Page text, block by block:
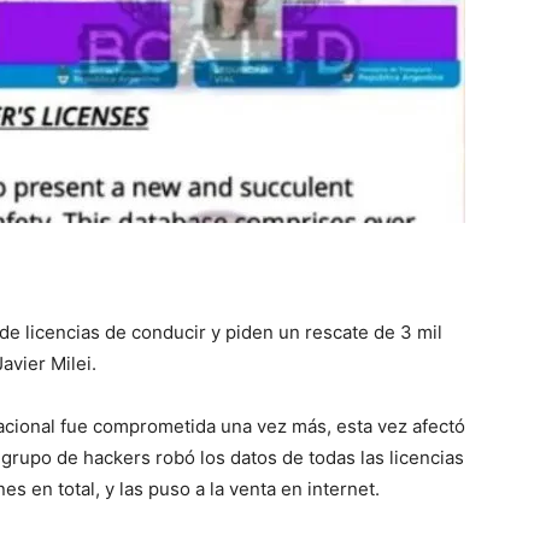
::
La
Verdad
es
licencias de conducir y piden un rescate de 3 mil
Milei.
fue comprometida una vez más, esta vez afectó
de hackers robó los datos de todas las licencias
en total, y las puso a la venta en internet.